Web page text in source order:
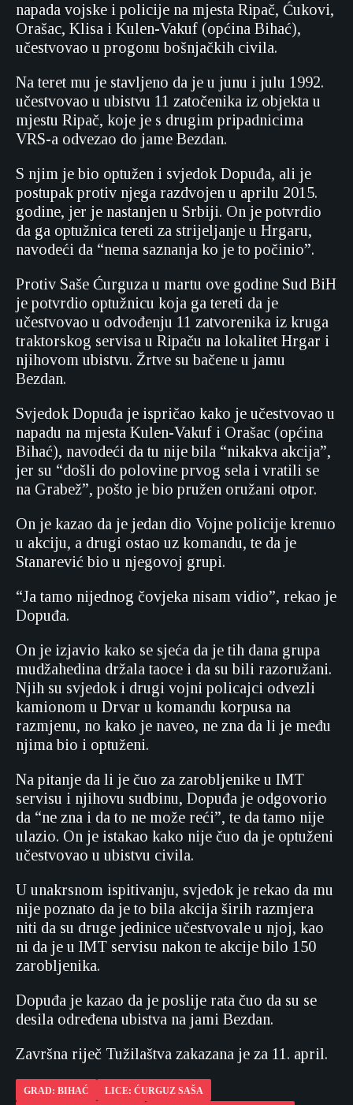
napada vojske i policije na mjesta Ripač, Ćukovi,
Orašac, Klisa i Kulen-Vakuf (općina Bihać),
učestvovao u progonu bošnjačkih civila.
Na teret mu je stavljeno da je u junu i julu 1992.
učestvovao u ubistvu 11 zatočenika iz objekta u
mjestu Ripač, koje je s drugim pripadnicima
VRS-a odvezao do jame Bezdan.
S njim je bio optužen i svjedok Dopuđa, ali je
postupak protiv njega razdvojen u aprilu 2015.
godine, jer je nastanjen u Srbiji. On je potvrdio
da ga optužnica tereti za strijeljanje u Hrgaru,
navodeći da “nema saznanja ko je to počinio”.
Protiv Saše Ćurguza u martu ove godine Sud BiH
je potvrdio optužnicu koja ga tereti da je
učestvovao u odvođenju 11 zatvorenika iz kruga
traktorskog servisa u Ripaču na lokalitet Hrgar i
njihovom ubistvu. Žrtve su bačene u jamu
Bezdan.
Svjedok Dopuđa je ispričao kako je učestvovao u
napadu na mjesta Kulen-Vakuf i Orašac (općina
Bihać), navodeći da tu nije bila “nikakva akcija”,
jer su “došli do polovine prvog sela i vratili se
na Grabež”, pošto je bio pružen oružani otpor.
On je kazao da je jedan dio Vojne policije krenuo
u akciju, a drugi ostao uz komandu, te da je
Stanarević bio u njegovoj grupi.
“Ja tamo nijednog čovjeka nisam vidio”, rekao je
Dopuđa.
On je izjavio kako se sjeća da je tih dana grupa
mudžahedina držala taoce i da su bili razoružani.
Njih su svjedok i drugi vojni policajci odvezli
kamionom u Drvar u komandu korpusa na
razmjenu, no kako je naveo, ne zna da li je među
njima bio i optuženi.
Na pitanje da li je čuo za zarobljenike u IMT
servisu i njihovu sudbinu, Dopuđa je odgovorio
da “ne zna i da to ne može reći”, te da tamo nije
ulazio. On je istakao kako nije čuo da je optuženi
učestvovao u ubistvu civila.
U unakrsnom ispitivanju, svjedok je rekao da mu
nije poznato da je to bila akcija širih razmjera
niti da su druge jedinice učestvovale u njoj, kao
ni da je u IMT servisu nakon te akcije bilo 150
zarobljenika.
Dopuđa je kazao da je poslije rata čuo da su se
desila određena ubistva na jami Bezdan.
Završna riječ Tužilaštva zakazana je za 11. april.
GRAD: BIHAĆ LICE: ĆURGUZ SAŠA